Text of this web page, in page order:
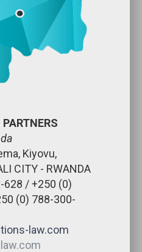
Kiyovu,
CITY - RWANDA
628 / +250 (0)
(0) 788-300-
law.com